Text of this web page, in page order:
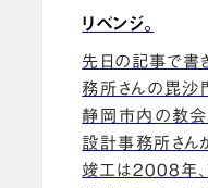
リベンジ。
先日の記事で書
務所さんの毘沙
静岡市内の教会
設計事務所さん
竣工は2008年、